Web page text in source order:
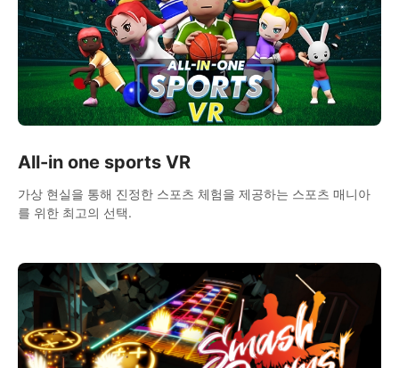
All-in one sports VR
가상 현실을 통해 진정한 스포츠 체험을 제공하는 스포츠 매니아
를 위한 최고의 선택.